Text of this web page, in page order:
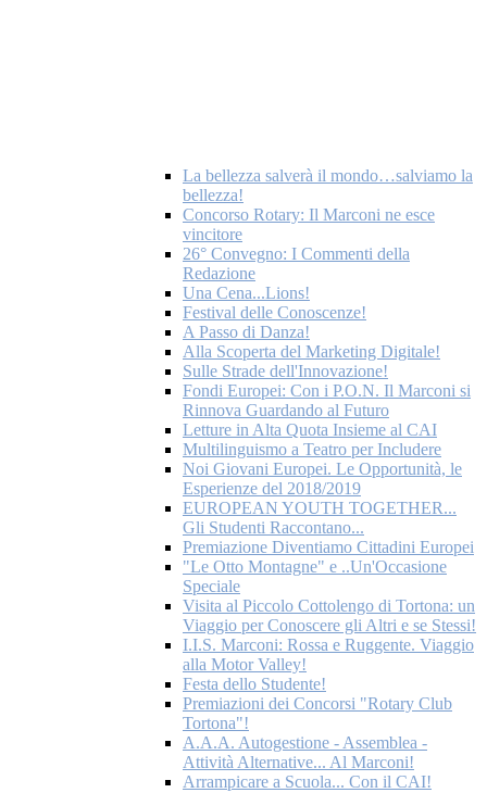
La bellezza salverà il mondo…salviamo la
bellezza!
Concorso Rotary: Il Marconi ne esce
vincitore
26° Convegno: I Commenti della
Redazione
Una Cena...Lions!
Festival delle Conoscenze!
A Passo di Danza!
Alla Scoperta del Marketing Digitale!
Sulle Strade dell'Innovazione!
Fondi Europei: Con i P.O.N. Il Marconi si
Rinnova Guardando al Futuro
Letture in Alta Quota Insieme al CAI
Multilinguismo a Teatro per Includere
Noi Giovani Europei. Le Opportunità, le
Esperienze del 2018/2019
EUROPEAN YOUTH TOGETHER...
Gli Studenti Raccontano...
Premiazione Diventiamo Cittadini Europei
"Le Otto Montagne" e ..Un'Occasione
Speciale
Visita al Piccolo Cottolengo di Tortona: un
Viaggio per Conoscere gli Altri e se Stessi!
I.I.S. Marconi: Rossa e Ruggente. Viaggio
alla Motor Valley!
Festa dello Studente!
Premiazioni dei Concorsi "Rotary Club
Tortona"!
A.A.A. Autogestione - Assemblea -
Attività Alternative... Al Marconi!
Arrampicare a Scuola... Con il CAI!